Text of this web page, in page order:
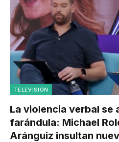
TELEVISIÓN
La violencia verbal se
farándula: Michael
Aránguiz insultan